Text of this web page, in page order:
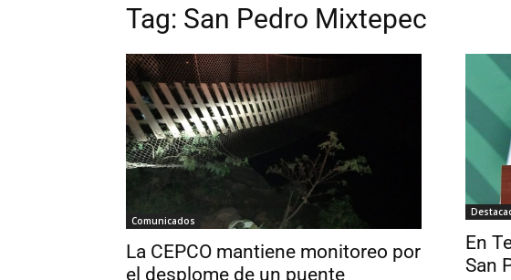
Tag: San Pedro Mixtepec
Comunicados
La CEPCO mantiene monitoreo por
el desplome de un puente
En
San